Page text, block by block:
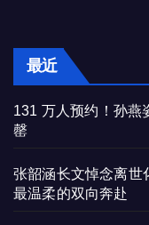
最近
131 万人预约！孙燕
罄
张韶涵长文悼念离世
最温柔的双向奔赴